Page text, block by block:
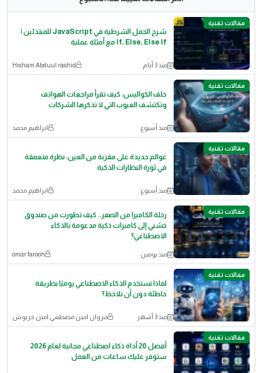
مقالات تقنية
شرح الجمل الشرطية في JavaScript للمبتدئين |
If, Else, Else If مع أمثلة عملية
منذ 3 أيام Hisham Abduul rashid
مقالات تقنية
خلف الكواليس: كيف تقرأ مراجعات الهواتف
وتكتشف العيوب التي لا تذكرها الشركات
منذ أسبوع ابراهيم محمد
مقالات تقنية
عوالم جديدة على مقربة من العين: نظرة متعمقة
في ثورة النظارات الذكية
منذ أسبوع ابراهيم محمد
مقالات تقنية
رحلة الكاميرا من الصفر.. كيف تطورت من صندوق
خشبي إلى كاميرات ذكية مدعومة بالذكاء
الاصطناعي؟
منذ يومين omar farooh
مقالات تقنية
لماذا نستخدم الذكاء الاصطناعي يوميًا بطريقة
خاطئة دون أن نلاحظ؟
منذ 3 أشهر مروان امين مصطفي امين خربوش
مقالات تقنية
أفضل 20 أداة ذكاء اصطناعي مجانية لعام 2026
ستوفر عليك ساعات من العمل